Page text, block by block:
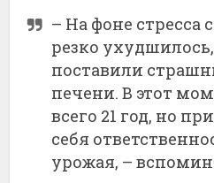
– На фоне стресса
резко
поставили
печени. В этот
всего 21 год, но
себя
урожая, –